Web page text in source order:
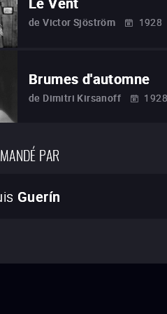
de Victor Sjöström 1928
Brumes d'automne
de Dimitri Kirsanoff 1928
PAR
Guerín